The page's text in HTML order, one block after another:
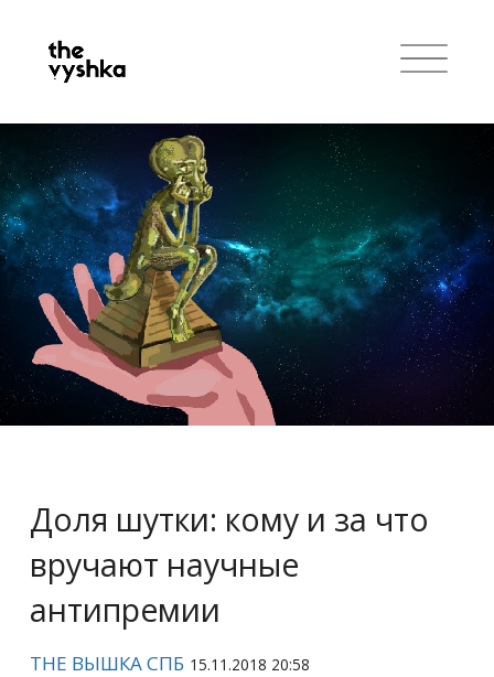
Доля шутки: кому и за что
вручают научные
антипремии
THE ВЫШКА СПБ 15.11.2018 20:58